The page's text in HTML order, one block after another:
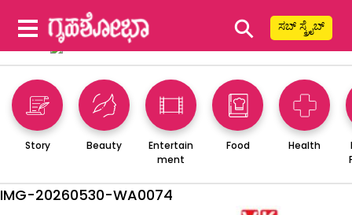
⚲ ಸಬ್ ಸ್ಕ್ರೈಬ್
Story Beauty
Entertain
ment
Food Health
IMG-20260530-WA0074